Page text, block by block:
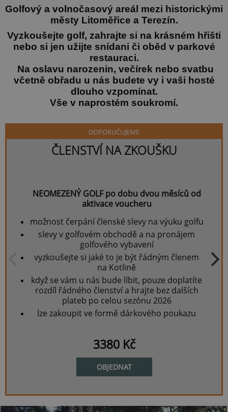
Golfový a volnočasový areál mezi historickými
městy Litoměřice a Terezín.
Vyzkoušejte golf, zahrajte si na krásném hřišti
nebo si jen užijte snídani či oběd v parkové
restauraci.
Na oslavu narozenin, večírek nebo svatbu
včetně obřadu u nás budete vy i vaši hosté
dlouho vzpomínat.
Vše v naprostém soukromí.
DOPORUČUJEME
ČLENSTVÍ NA ZKOUŠKU
NEOMEZENÝ GOLF po dobu dvou měsíců od
aktivace voucheru
možnost čerpání členské slevy na výuku golfu
slevy v golfovém obchodě a na pronájem
golfového vybavení
vyzkoušejte si jaké to je být řádným členem
na Kotlině
když se vám u nás bude líbit, pouze doplatíte
rozdíl řádného členství a hrajte bez dalších
plateb po celou sezónu 2026
lze zakoupit ve formě dárkového poukazu
3380 Kč
OBJEDNAT
PARTNERSKÁ HŘIŠTĚ
PRO HRÁČE
HŘIŠTĚ - PŘEHLED JAMEK A PROVOZNÍ ŘÁD
WEBKAMERA
AKTUALITY
PRO OSTATNÍ
OSOBNÍ ÚDAJE A JEJICH OCHRANA
COOKIES